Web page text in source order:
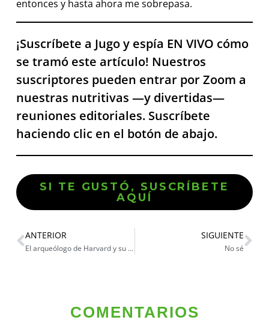
entonces y hasta ahora me sobrepasa.
¡Suscríbete a Jugo y espía EN VIVO cómo
se tramó este artículo! Nuestros
suscriptores pueden entrar por Zoom a
nuestras nutritivas —y divertidas—
reuniones editoriales. Suscríbete
haciendo clic en el botón de abajo.
SI TE GUSTÓ, SUSCRÍBETE
AQUÍ
ANTERIOR
El arqueólogo de Harvard y su casa en Lima
SIGUIENTE
No sé
COMENTARIOS